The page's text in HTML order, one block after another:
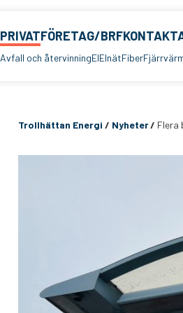
PRIVAT
Avfall och återvinningElElnätFiber
FÖRETAG/BRF
Trollhättan Energi / Nyheter/ Flera